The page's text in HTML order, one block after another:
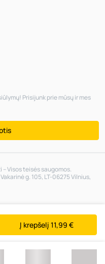
Į krepšelį 11,99 €
Prisijunk prie mūsų ir mes
– Visos teisės saugomos.
g. 105, LT-06275 Vilnius,